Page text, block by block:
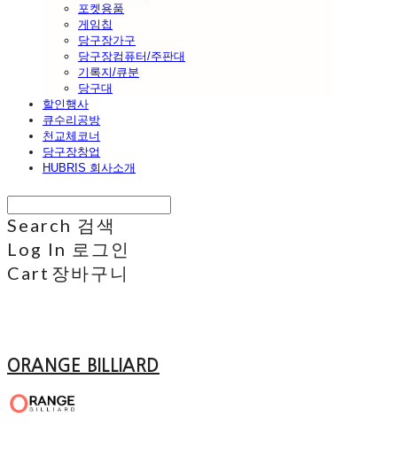
포켓용품
게임칩
당구장가구
당구장컴퓨터/주판대
기록지/큐분
당구대
할인행사
큐수리공방
천교체코너
당구장창업
HUBRIS 회사소개
Search 검색
Log In 로그인
Cart 장바구니
ORANGE BILLIARD